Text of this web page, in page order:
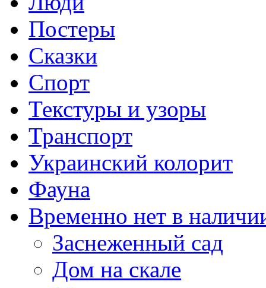
Постеры
Сказки
Спорт
Текстуры и узоры
Транспорт
Украинский колорит
Фауна
Временно нет в
Заснеженный сад
Дом на скале